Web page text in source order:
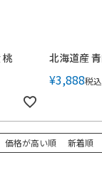
北海道産
¥3,888税込
価格が高い順 新着順